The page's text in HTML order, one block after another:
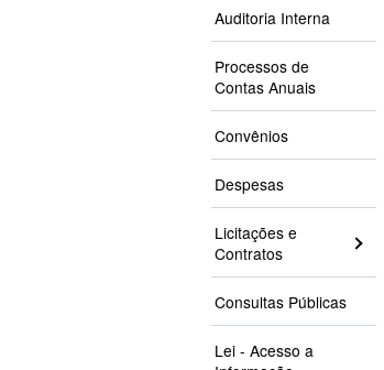
Auditoria Interna
Processos de
Contas Anuais
Convênios
Despesas
Licitações e
Contratos
Consultas Públicas
Lei - Acesso a